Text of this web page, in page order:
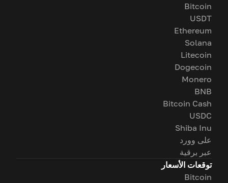
Bitcoin
USDT
Ethereum
Solana
Litecoin
Dogecoin
Monero
BNB
Bitcoin Cash
USDC
Shiba Inu
على وورد
عبر برقية
توقعات الأسعار
Bitcoin